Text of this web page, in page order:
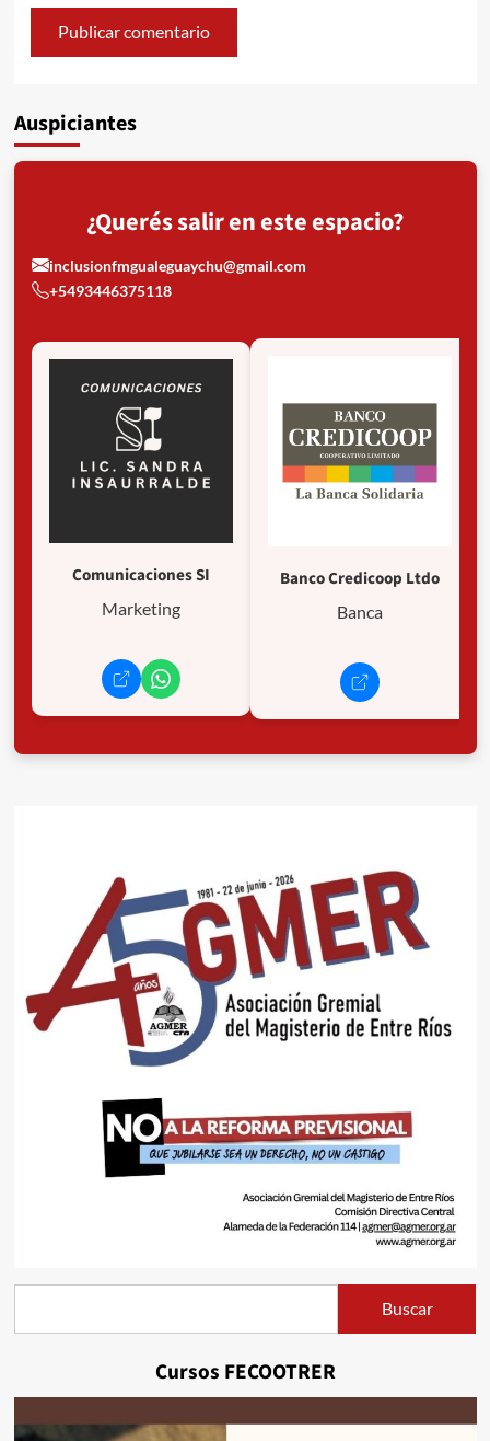
Auspiciantes
¿Querés salir en este espacio?
inclusionfmgualeguaychu@gmail.com
+5493446375118
Comunicaciones SI
Marketing
Banco Credicoop Ltdo
Banca
Buscar
Cursos FECOOTRER